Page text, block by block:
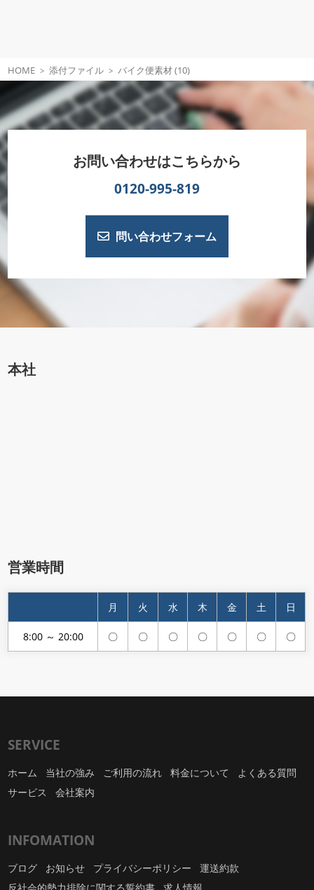
HOME 添付ファイル バイク便素材 (10)
お問い合わせはこちらから
0120-995-819
問い合わせフォーム
本社
営業時間
月 火 水 木 金 土 日
8:00 ～ 20:00 〇 〇 〇 〇 〇 〇 〇
SERVICE
ホーム 当社の強み ご利用の流れ 料金について
よくある質問
サービス
会社案内
INFOMATION
ブログ お知らせ プライバシーポリシー
運送約款
反社会的勢力排除に関する誓約書
求人情報